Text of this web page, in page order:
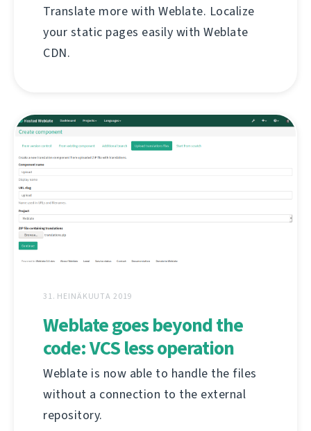
Translate more with Weblate. Localize
your static pages easily with Weblate
CDN.
31. HEINÄKUUTA 2019
Weblate goes beyond the
code: VCS less operation
Weblate is now able to handle the files
without a connection to the external
repository.